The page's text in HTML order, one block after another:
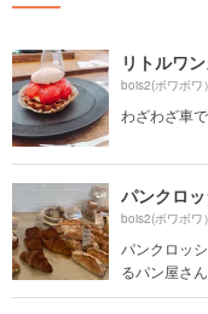
リトルワ
bois2(ボワボワ
わざわざ車
パンクロ
bois2(ボワボワ
パンクロッ
るパン屋さ